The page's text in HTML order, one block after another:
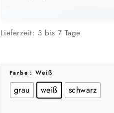
Lieferzeit: 3 bis 7 Tage
Farbe : Weiß
grau weiß schwarz